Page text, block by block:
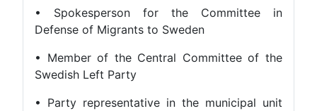
• Spokesperson for the Committee in
Defense of Migrants to Sweden
• Member of the Central Committee of the
Swedish Left Party
• Party representative in the municipal unit